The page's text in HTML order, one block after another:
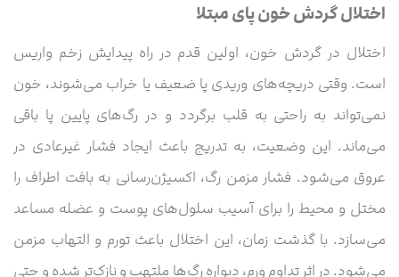
اختلال گردش خون پای مبتلا
اختلال در گردش خون، اولین قدم در راه پیدایش زخم واریس
است. وقتی دریچه‌های وریدی پا ضعیف یا خراب می‌شوند، خون
نمی‌تواند به راحتی به قلب برگردد و در رگ‌های پایین پا باقی
می‌ماند. این وضعیت، به تدریج باعث ایجاد فشار غیرعادی در
عروق می‌شود. فشار مزمن رگ، اکسیژن‌رسانی به بافت اطراف را
مختل و محیط را برای آسیب سلول‌های پوست و عضله مساعد
می‌سازد. با گذشت زمان، این اختلال باعث تورم و التهاب مزمن
می‌شود. در اثر تداوم ورم، دیواره رگ‌ها ملتهب و نازک‌تر شده و حتی